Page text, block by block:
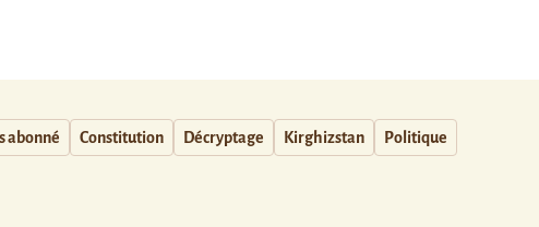
abonné Constitution Décryptage Kirghizstan Politique